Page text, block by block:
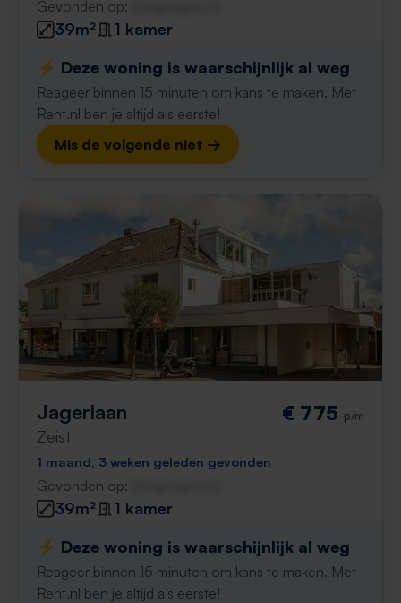
Gevonden op:
39m²
1 kamer
⚡️ Deze woning is waarschijnlijk al weg
Reageer binnen 15 minuten om kans te maken. Met
Rent.nl ben je altijd als eerste!
Mis de volgende niet →
Jagerlaan
Zeist
€ 775 p/m
1 maand, 3 weken geleden gevonden
Gevonden op:
39m²
1 kamer
⚡️ Deze woning is waarschijnlijk al weg
Reageer binnen 15 minuten om kans te maken. Met
Rent.nl ben je altijd als eerste!